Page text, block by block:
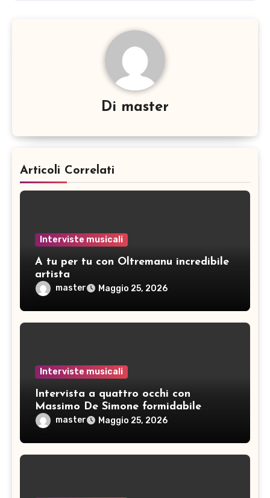
Di master
Articoli Correlati
Interviste musicali
A tu per tu con Oltremanu incredibile
artista
master Maggio 25, 2026
Interviste musicali
Intervista a quattro occhi con
Massimo De Simone formidabile
artistamaster Maggio 25, 2026